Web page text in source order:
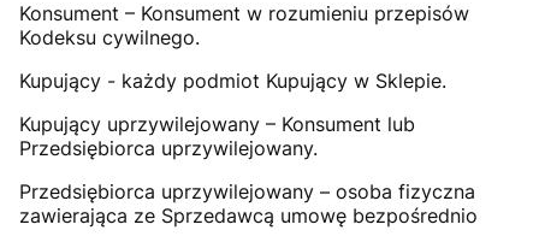
Konsument – Konsument w rozumieniu przepisów
Kodeksu cywilnego.
Kupujący - każdy podmiot Kupujący w Sklepie.
Kupujący uprzywilejowany – Konsument lub
Przedsiębiorca uprzywilejowany.
Przedsiębiorca uprzywilejowany – osoba fizyczna
zawierająca ze Sprzedawcą umowę bezpośrednio